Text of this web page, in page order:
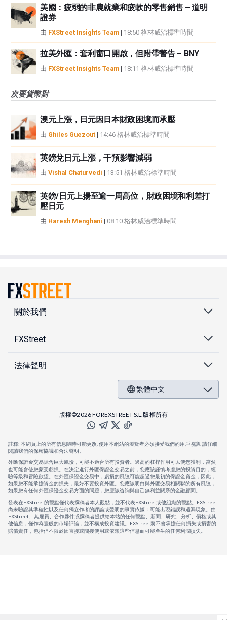
美國：疲弱的非農就業和疲軟的零售銷售 – 道明
證券
由 FXStreet Insights Team | 18:50 格林威治標準時間
拉美外匯：套利窗口開啟，但附帶警告 – BNY
由 FXStreet Insights Team | 18:11 格林威治標準時間
次要貨幣對
澳元上漲，日元因日本財政困境而承壓
由 Ghiles Guezout | 14:46 格林威治標準時間
英鎊兌日元上漲，干預影響減弱
由 Vishal Chaturvedi | 13:51 格林威治標準時間
英鎊/日元上揚至逾一周高位，財政困境和利差打
壓日元
由 Haresh Menghani | 08:10 格林威治標準時間
關於我們
FXStreet
法律聲明
繁體中文
版權©2026 FOREXSTREET S.L.版權所有
註釋: 本網頁上的所有信息隨時可能更改. 使用本網站的瀏覽者必須接受我們的用戶協議. 請仔細
閱讀我們的保密協議和合法聲明。
外匯保證金交易隱含巨大風險，可能不適合所有投資者。過高的杠桿作用可以使您獲利，當然
也可能會使您蒙受虧損。在決定進行外匯保證金交易之前，您應該謹慎考慮您的投資目的，經
驗等級和冒險欲望。在外匯保證金交易中，虧損的風險可能超過您最初的保證金資金，因此，
如果您不能承擔資金的損失，最好不要投資外匯。您應該明白與外匯交易相關聯的所有風險，
如果您有任何外匯保證金交易方面的問題，您應該咨詢與自己無利益關系的金融顧問。
發表在FXStreet的觀點僅代表撰稿者本人觀點，並不代表FXStreet或他組織的觀點。FXStreet
尚未驗證其準確性以及任何獨立作者的評論或聲明的事實依據：可能出現錯誤和遺漏現象。由
FXStreet、其雇員、合作夥伴或撰稿者提供給本站的任何觀點、新聞、研究、分析、價格或其
他信息，僅作為壹般的市場評論，並不構成投資建議。FXStreet將不會承擔任何損失或損害的
賠償責任，包括但不限於因直接或間接使用或依賴這些信息而可能產生的任何利潤損失。